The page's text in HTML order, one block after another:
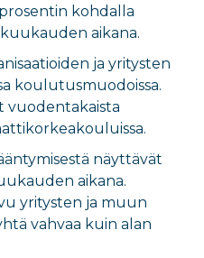
kohdalla
kuukauden aikana.
ja yritysten
koulutusmuodoissa.
vuodentakaista
näyttävät
aikana.
yritysten ja muun
vahvaa kuin alan